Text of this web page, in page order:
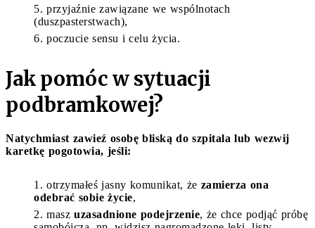
przyjaźnie zawiązane we wspólnotach
(duszpasterstwach),
poczucie sensu i celu życia.
Jak pomóc w sytuacji
podbramkowej?
Natychmiast zawieź osobę bliską do szpitala lub wezwij
karetkę pogotowia, jeśli:
otrzymałeś jasny komunikat, że zamierza ona
odebrać sobie życie,
masz uzasadnione podejrzenie, że chce podjąć próbę